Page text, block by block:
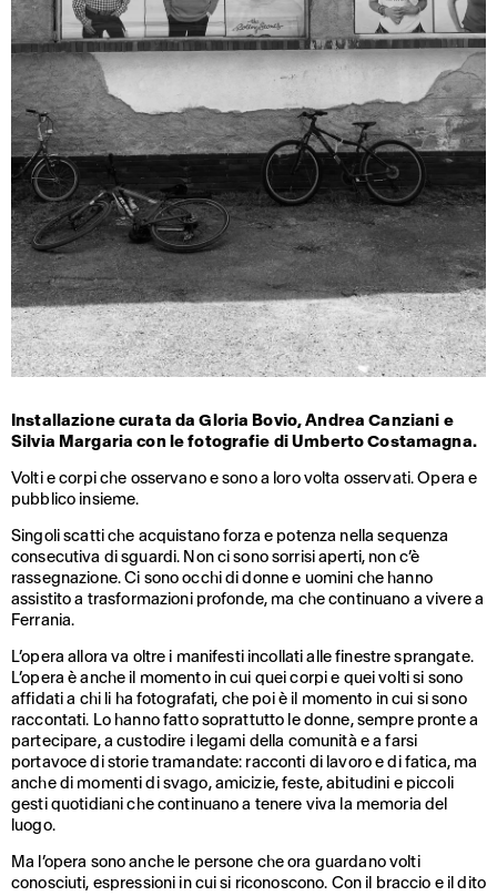
Installazione curata da Gloria Bovio, Andrea Canziani e
Silvia Margaria con le fotografie di Umberto Costamagna.
Volti e corpi che osservano e sono a loro volta osservati. Opera e
pubblico insieme.
Singoli scatti che acquistano forza e potenza nella sequenza
consecutiva di sguardi. Non ci sono sorrisi aperti, non c’è
rassegnazione. Ci sono occhi di donne e uomini che hanno
assistito a trasformazioni profonde, ma che continuano a vivere a
Ferrania.
L’opera allora va oltre i manifesti incollati alle finestre sprangate.
L’opera è anche il momento in cui quei corpi e quei volti si sono
affidati a chi li ha fotografati, che poi è il momento in cui si sono
raccontati. Lo hanno fatto soprattutto le donne, sempre pronte a
partecipare, a custodire i legami della comunità e a farsi
portavoce di storie tramandate: racconti di lavoro e di fatica, ma
anche di momenti di svago, amicizie, feste, abitudini e piccoli
gesti quotidiani che continuano a tenere viva la memoria del
luogo.
Ma l’opera sono anche le persone che ora guardano volti
conosciuti, espressioni in cui si riconoscono. Con il braccio e il dito